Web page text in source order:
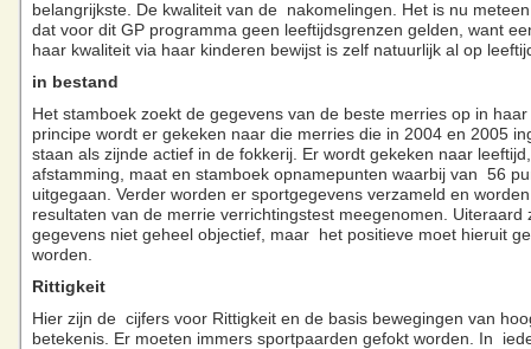
belangrijkste. De kwaliteit van de nakomelingen. Het is nu
dat voor dit GP programma geen leeftijdsgrenzen gelden, want
haar kwaliteit via haar kinderen bewijst is zelf natuurlijk al op
in bestand
Het stamboek zoekt de gegevens van de beste merries op in
principe wordt er gekeken naar die merries die in 2004 en 2005
staan als zijnde actief in de fokkerij. Er wordt gekeken naar leeftijd,
afstamming, maat en stamboek opnamepunten waarbij van 56
uitgegaan. Verder worden er sportgegevens verzameld en
resultaten van de merrie verrichtingstest meegenomen. Uiteraard
gegevens niet geheel objectief, maar het positieve moet hieruit
worden.
Rittigkeit
Hier zijn de cijfers voor Rittigkeit en de basis bewegingen van
betekenis. Er moeten immers sportpaarden gefokt worden. In